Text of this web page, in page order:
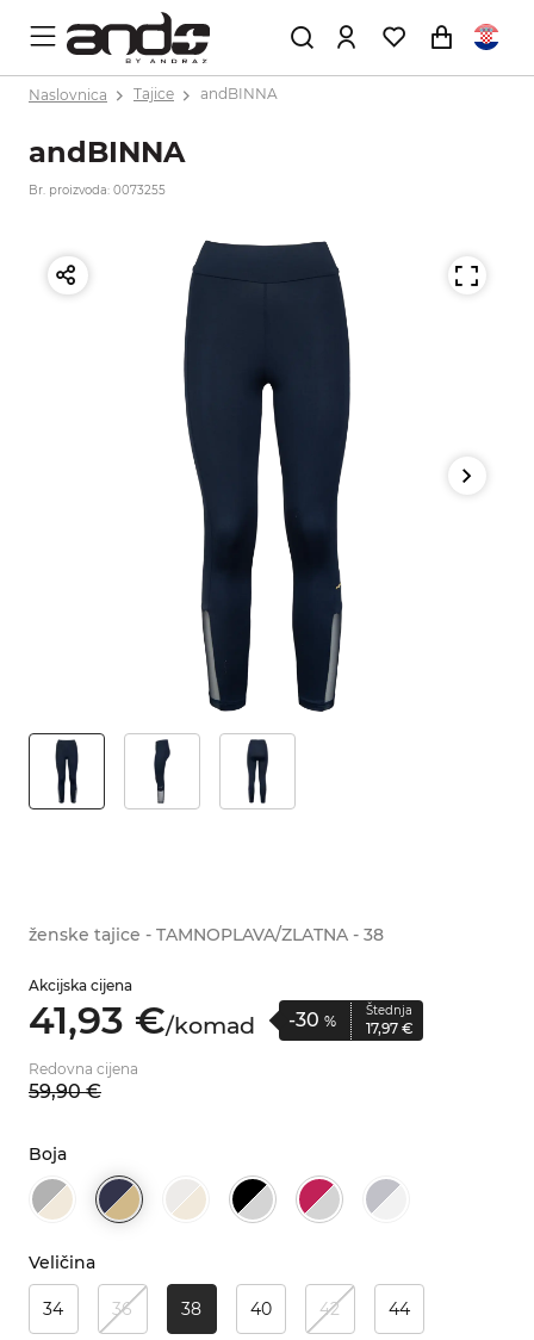
Naslovnica Tajice andBINNA
andBINNA
Br. proizvoda: 0073255
ženske tajice - TAMNOPLAVA/ZLATNA - 38
Akcijska cijena
41,93 €/komad -30 %
Štednja
17,97 €
Redovna cijena
59,90 €
Boja
Veličina
34 36 38 40 42 44